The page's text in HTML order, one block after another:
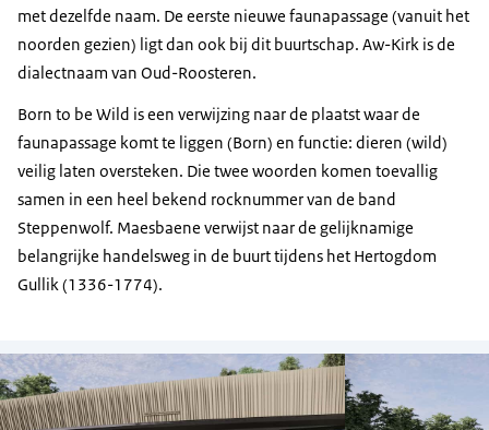
met dezelfde naam. De eerste nieuwe faunapassage (vanuit het
noorden gezien) ligt dan ook bij dit buurtschap. Aw-Kirk is de
dialectnaam van Oud-Roosteren.
Born to be Wild is een verwijzing naar de plaatst waar de
faunapassage komt te liggen (Born) en functie: dieren (wild)
veilig laten oversteken. Die twee woorden komen toevallig
samen in een heel bekend rocknummer van de band
Steppenwolf. Maesbaene verwijst naar de gelijknamige
belangrijke handelsweg in de buurt tijdens het Hertogdom
Gullik (1336-1774).